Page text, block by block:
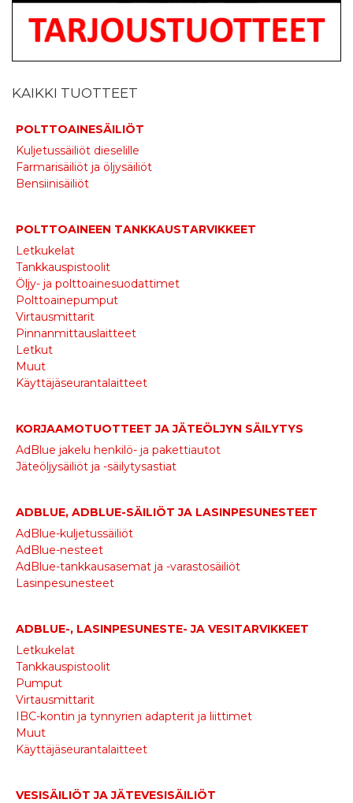
KAIKKI TUOTTEET
POLTTOAINESÄILIÖT
Kuljetussäiliöt dieselille
Farmarisäiliöt ja öljysäiliöt
Bensiinisäiliöt
POLTTOAINEEN TANKKAUSTARVIKKEET
Letkukelat
Tankkauspistoolit
Öljy- ja polttoainesuodattimet
Polttoainepumput
Virtausmittarit
Pinnanmittauslaitteet
Letkut
Muut
Käyttäjäseurantalaitteet
KORJAAMOTUOTTEET JA JÄTEÖLJYN SÄILYTYS
AdBlue jakelu henkilö- ja pakettiautot
Jäteöljysäiliöt ja -säilytysastiat
ADBLUE, ADBLUE-SÄILIÖT JA LASINPESUNESTEET
AdBlue-kuljetussäiliöt
AdBlue-nesteet
AdBlue-tankkausasemat ja -varastosäiliöt
Lasinpesunesteet
ADBLUE-, LASINPESUNESTE- JA VESITARVIKKEET
Letkukelat
Tankkauspistoolit
Pumput
Virtausmittarit
IBC-kontin ja tynnyrien adapterit ja liittimet
Muut
Käyttäjäseurantalaitteet
VESISÄILIÖT JA JÄTEVESISÄILIÖT